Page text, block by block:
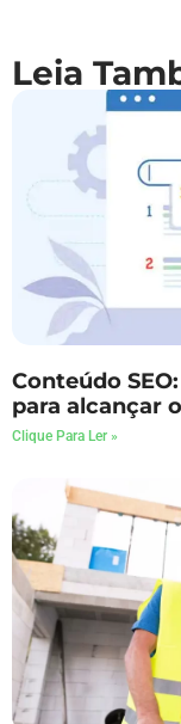
Conteúdo
para alcançar
Clique Para Ler »
Leia